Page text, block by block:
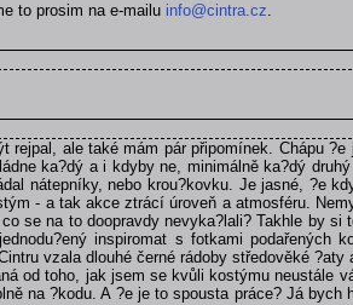
to prosim na e-mailu info@cintra.cz.
ale také mám pár připomínek. Chápu
ka?dý a i kdyby ne, minimálně ka?dý
nátepníky, nebo krou?kovku. Je jasné, ?e
- a tak akce ztrácí úroveň a atmosféru.
se na to doopravdy nevyka?lali? Takhle by
inspiromat s fotkami podařených
vzala dlouhé černé rádoby středověké
od toho, jak jsem se kvůli kostýmu neustále
na ?kodu. A ?e je to spousta práce? Já